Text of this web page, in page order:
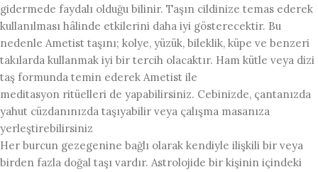
gidermede faydalı olduğu bilinir. Taşın cildinize temas ederek
kullanılması hâlinde etkilerini daha iyi gösterecektir. Bu
nedenle Ametist taşını; kolye, yüzük, bileklik, küpe ve benzeri
takılarda kullanmak iyi bir tercih olacaktır. Ham kütle veya dizi
taş formunda temin ederek Ametist ile
meditasyon ritüelleri de yapabilirsiniz. Cebinizde, çantanızda
yahut cüzdanınızda taşıyabilir veya çalışma masanıza
yerleştirebilirsiniz
Her burcun gezegenine bağlı olarak kendiyle ilişkili bir veya
birden fazla doğal taşı vardır. Astrolojide bir kişinin içindeki